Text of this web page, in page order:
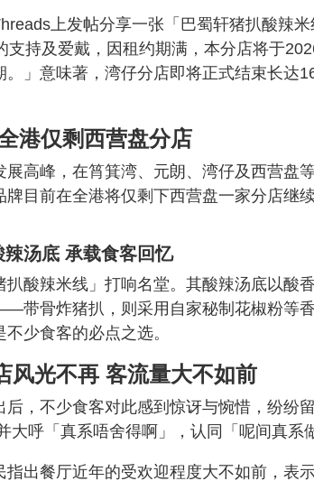
上发帖分享一张「巴蜀轩猪扒酸辣
支持及爱戴，因租约期满，本分店将于
。」意味著，湾仔分店即将正式结束长达
港仅剩西营盘分店
展高峰，在筲箕湾、元朗、湾仔及西营盘
目前在全港将仅剩下西营盘一家分店继续
汤底 承载食客回忆
酸辣米线」打响名堂。其酸辣汤底以酸
带骨炸猪扒，则采用自家秘制花椒粉等
少食客的必点之选。
风光不再 客流量大不如前
后，不少食客对此感到惊讶与惋惜，纷纷
大呼「真系唔舍得啊」，认同「呢间真系
指出餐厅近年的受欢迎程度大不如前，表